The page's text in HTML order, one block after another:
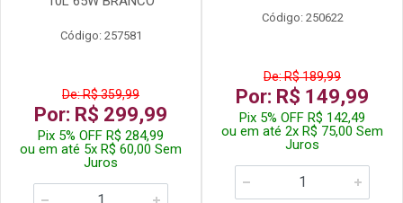
Código: 257581
De: R$ 359,99
Por: R$ 299,99
Pix 5% OFF R$ 284,99
ou em até 5x R$ 60,00 Sem
Juros
Código: 250622
De: R$ 189,99
Por: R$ 149,99
Pix 5% OFF R$ 142,49
ou em até 2x R$ 75,00 Sem
Juros